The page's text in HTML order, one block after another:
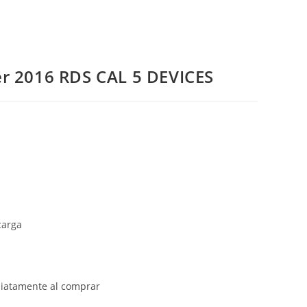
RDS CAL 5 DEVICES
al comprar